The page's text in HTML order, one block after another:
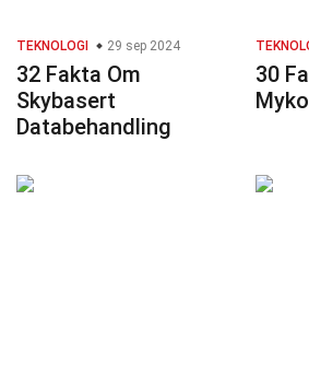
TEKNOLOGI 29 sep 2024
32 Fakta Om
Skybasert
Databehandling
30